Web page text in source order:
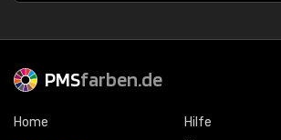
PMSfarben.de
Home
Hilfe